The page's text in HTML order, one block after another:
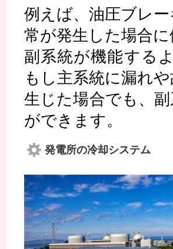
例えば、油圧ブレ
常が発生した場合
副系統が機能する
もし主系統に漏れ
生じた場合でも、
ができます。
発電所の冷却システム